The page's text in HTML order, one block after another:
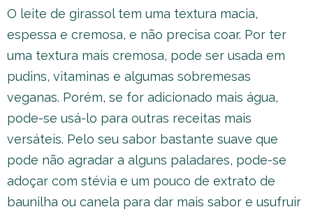
O leite de girassol tem uma textura macia,
espessa e cremosa, e não precisa coar. Por ter
uma textura mais cremosa, pode ser usada em
pudins, vitaminas e algumas sobremesas
veganas. Porém, se for adicionado mais água,
pode-se usá-lo para outras receitas mais
versáteis. Pelo seu sabor bastante suave que
pode não agradar a alguns paladares, pode-se
adoçar com stévia e um pouco de extrato de
baunilha ou canela para dar mais sabor e usufruir